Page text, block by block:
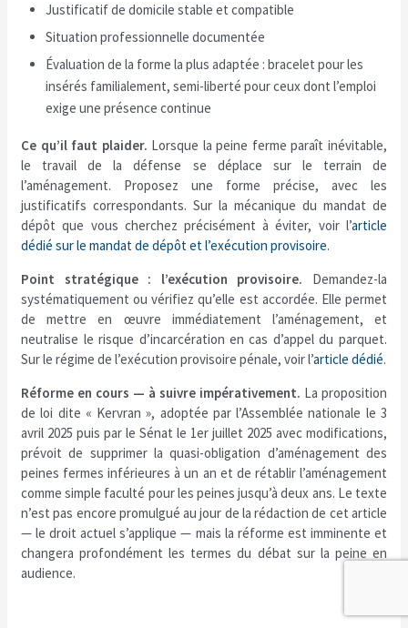
Justificatif de domicile stable et compatible
Situation professionnelle documentée
Évaluation de la forme la plus adaptée : bracelet pour les
insérés familialement, semi-liberté pour ceux dont l’emploi
exige une présence continue
Ce qu’il faut plaider. Lorsque la peine ferme paraît inévitable,
le travail de la défense se déplace sur le terrain de
l’aménagement. Proposez une forme précise, avec les
justificatifs correspondants. Sur la mécanique du mandat de
dépôt que vous cherchez précisément à éviter, voir l’article
dédié sur le mandat de dépôt et l’exécution provisoire.
Point stratégique : l’exécution provisoire. Demandez-la
systématiquement ou vérifiez qu’elle est accordée. Elle permet
de mettre en œuvre immédiatement l’aménagement, et
neutralise le risque d’incarcération en cas d’appel du parquet.
Sur le régime de l’exécution provisoire pénale, voir l’article dédié.
Réforme en cours — à suivre impérativement. La proposition
de loi dite « Kervran », adoptée par l’Assemblée nationale le 3
avril 2025 puis par le Sénat le 1er juillet 2025 avec modifications,
prévoit de supprimer la quasi-obligation d’aménagement des
peines fermes inférieures à un an et de rétablir l’aménagement
comme simple faculté pour les peines jusqu’à deux ans. Le texte
n’est pas encore promulgué au jour de la rédaction de cet article
— le droit actuel s’applique — mais la réforme est imminente et
changera profondément les termes du débat sur la peine en
audience.